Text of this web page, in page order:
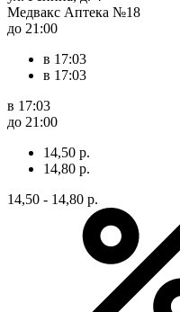
Медвакс Аптека №18
до 21:00
в 17:03
в 17:03
в 17:03
до 21:00
14,50 р.
14,80 р.
14,50 - 14,80 р.